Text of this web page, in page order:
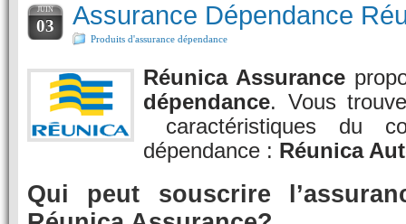
JUIN
03 Assurance Dépendance
Produits d'assurance dépendance
Réunica Assurance
dépendance. Vous
caractéristiques du
dépendance : Réunica
Qui peut souscrire